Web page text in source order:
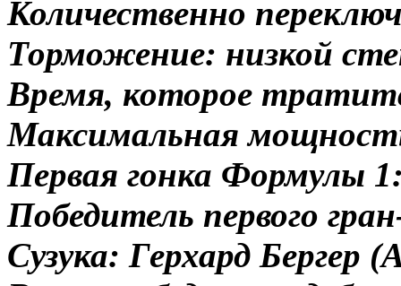
Количественно
Торможение: низкой
Время, которое
Максимальная
Первая гонка Формулы
Победитель первого
Сузука: Герхард Бергер